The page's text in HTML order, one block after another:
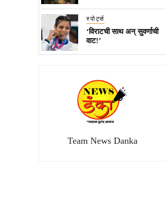
स्पोर्ट्स
‘विराटची साथ अन् सुवर्णाची
वाट!’
Team News Danka